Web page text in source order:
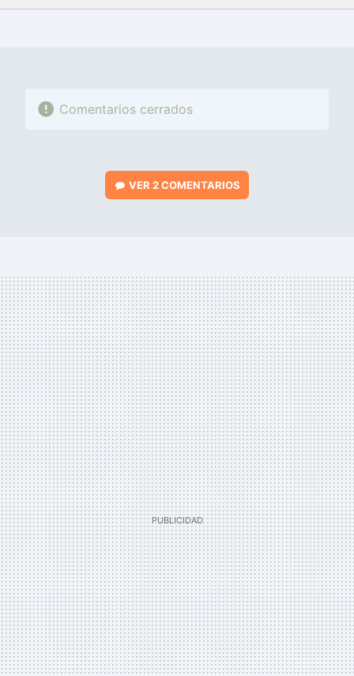
FACEBOOK
TWITTERFLIPBOARD
E-
WHATSAPP
Comentarios cerrados
VER2 COMENTARIOS